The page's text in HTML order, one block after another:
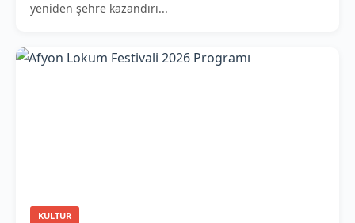
yeniden şehre kazandırı...
KULTUR